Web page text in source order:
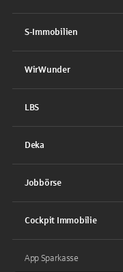
S-Immobilien
WirWunder
LBS
Deka
Jobbörse
Cockpit Immobilie
App Sparkasse